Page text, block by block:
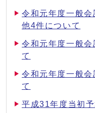
令和元年度一般会
他4件について
令和元年度一般
て
令和元年度一般
て
平成31年度当初